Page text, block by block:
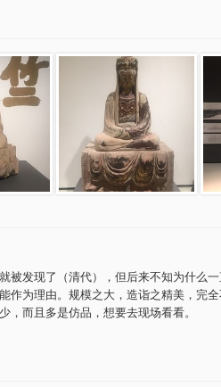
被发现了（清代），但后来不知为什么
作为理由。规模之大，造诣之精美，完
而且多是仿品，想要去现场看看。